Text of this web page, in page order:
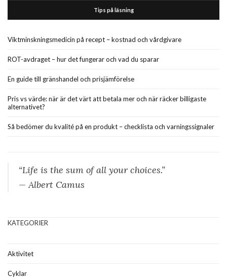
Tips på läsning
Viktminskningsmedicin på recept – kostnad och vårdgivare
ROT-avdraget – hur det fungerar och vad du sparar
En guide till gränshandel och prisjämförelse
Pris vs värde: när är det värt att betala mer och när räcker billigaste
alternativet?
Så bedömer du kvalité på en produkt – checklista och varningssignaler
“Life is the sum of all your choices.”
— Albert Camus
KATEGORIER
Aktivitet
Cyklar